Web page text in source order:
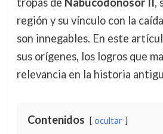
región y su vínculo con la
son innegables. En este
sus orígenes, los logros que
relevancia en la historia
Contenidos ocultar